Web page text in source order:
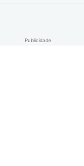
Publicidade